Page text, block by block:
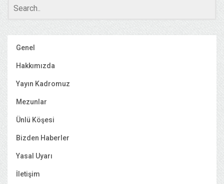
Genel
Hakkımızda
Yayın Kadromuz
Mezunlar
Ünlü Köşesi
Bizden Haberler
Yasal Uyarı
İletişim